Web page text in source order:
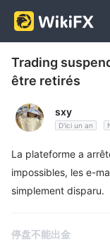
Trading
être retirés
sxy
D'ici un an
La plateforme a
impossibles, les e-
simplement disparu.
停盘不能出金